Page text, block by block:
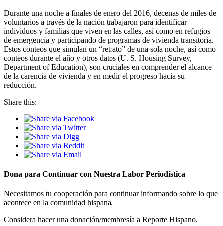
Durante una noche a finales de enero del 2016, decenas de miles de
voluntarios a través de la nación trabajaron para identificar
individuos y familias que viven en las calles, así como en refugios
de emergencia y participando de programas de vivienda transitoria.
Estos conteos que simulan un “retrato” de una sola noche, así como
conteos durante el año y otros datos (U. S. Housing Survey,
Department of Education), son cruciales en comprender el alcance
de la carencia de vivienda y en medir el progreso hacia su
reducción.
Share this:
Dona para Continuar con Nuestra Labor Periodística
Necesitamos tu cooperación para continuar informando sobre lo que
acontece en la comunidad hispana.
Considera hacer una donación/membresía a Reporte Hispano.